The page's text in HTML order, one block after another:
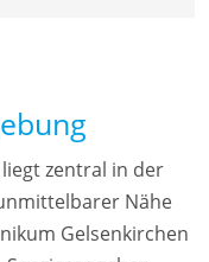
zentral in der
Nähe
Gelsenkirchen